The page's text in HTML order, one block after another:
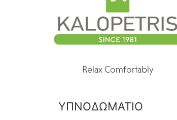
Relax Comfortably
ΥΠΝΟΔΩΜΑΤΙΟ